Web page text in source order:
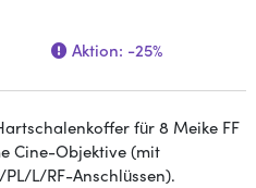
Aktion: -25%
für 8 Meike FF
Cine-Objektive (mit
PL/L/RF-Anschlüssen).